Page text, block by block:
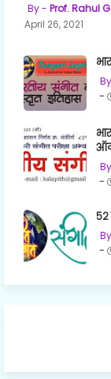
Prof. Rahul
April 26, 2021
५२